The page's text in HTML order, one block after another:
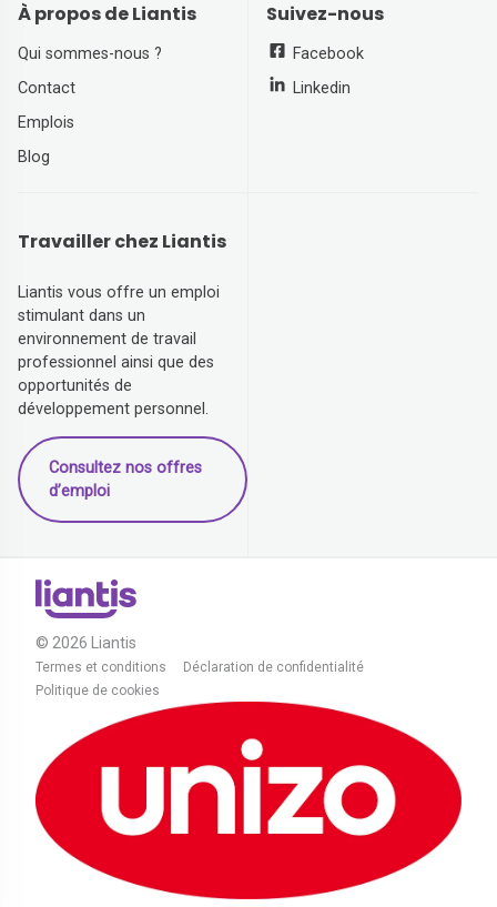
À propos de Liantis
Qui sommes-nous ?
Contact
Emplois
Blog
Suivez-nous
Facebook
Linkedin
Travailler chez Liantis
Liantis vous offre un emploi
stimulant dans un
environnement de travail
professionnel ainsi que des
opportunités de
développement personnel.
Consultez nos offres
d’emploi
© 2026 Liantis
Termes et conditions
Déclaration de confidentialité
Politique de cookies